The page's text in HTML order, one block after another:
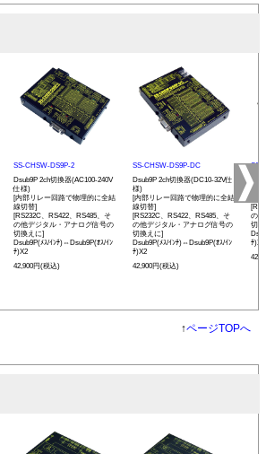
SS-CHSW-DS9P-2
Dsub9P 2ch切換器(AC100-240V
仕様)
[内部リレー回路で物理的に全結
線切替]
[RS232C、RS422、RS485、そ
の他デジタル・アナログ信号の
切換えに]
Dsub9P(ﾒｽ/ｲﾝﾁ)⇔Dsub9P(ｵｽ/ｲﾝ
ﾁ)X2
42,900円(税込)
SS-CHSW-DS9P-DC
Dsub9P 2ch切換器(DC10-32V仕
様)
[内部リレー回路で物理的に全結
線切替]
[RS232C、RS422、RS485、そ
の他デジタル・アナログ信号の
切換えに]
Dsub9P(ﾒｽ/ｲﾝﾁ)⇔Dsub9P(ｵｽ/ｲﾝ
ﾁ)X2
42,900円(税込)
SS-
[内
の
切
ﾁ)X2
↑ページTOPへ